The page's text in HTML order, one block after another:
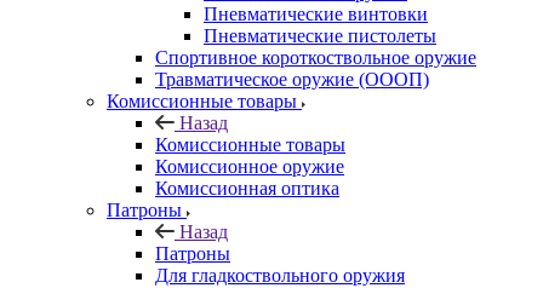
Пневматические винтовки
Пневматические пистолеты
Спортивное короткоствольное оружие
Травматическое оружие (ОООП)
Комиссионные товары
Назад
Комиссионные товары
Комиссионное оружие
Комиссионная оптика
Патроны
Назад
Патроны
Для гладкоствольного оружия